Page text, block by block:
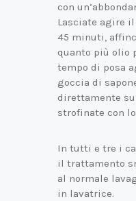
con
Lasciate agire
45 minuti,
quanto più olio
tempo di posa
goccia di
direttamente
strofinate con
In tutti e tre i
il trattamento
al normale
in lavatrice.